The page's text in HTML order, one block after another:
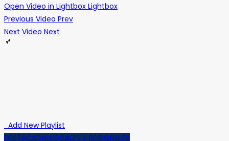
Open Video in Lightbox Lightbox
Previous Video Prev
Next Video Next
Add New Playlist
DESTACADASLOCALES Y REGIONALES